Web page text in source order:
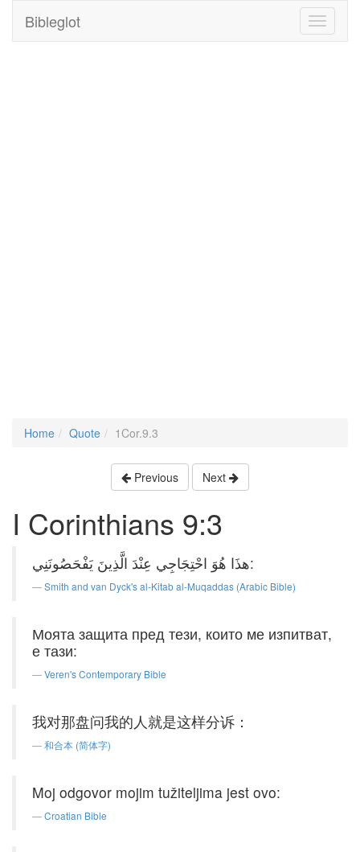
Toggle
Bibleglot
Home Quote 1Cor.9.3
Previous Next
I Corinthians 9:3
هذَا هُوَ احْتِجَاجِي عِنْدَ الَّذِينَ يَفْحَصُونَنِي:
Smith and van Dyck's al-Kitab al-Muqaddas (Arabic Bible)
Моята защита пред тези, които ме изпитват,
е тази:
Veren's Contemporary Bible
我对那盘问我的人就是这样分诉：
和合本 (简体字)
Moj odgovor mojim tužiteljima jest ovo:
Croatian Bible